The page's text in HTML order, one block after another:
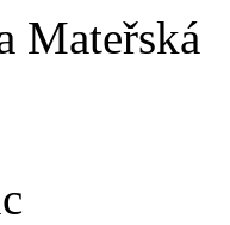
Mateřská